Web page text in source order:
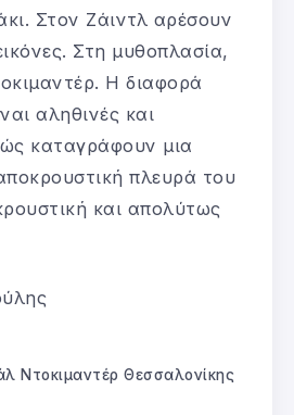
Στον Ζάιντλ αρέσουν
Στη μυθοπλασία,
Η διαφορά
αληθινές και
καταγράφουν μια
πλευρά του
και απολύτως
Ντοκιμαντέρ Θεσσαλονίκης